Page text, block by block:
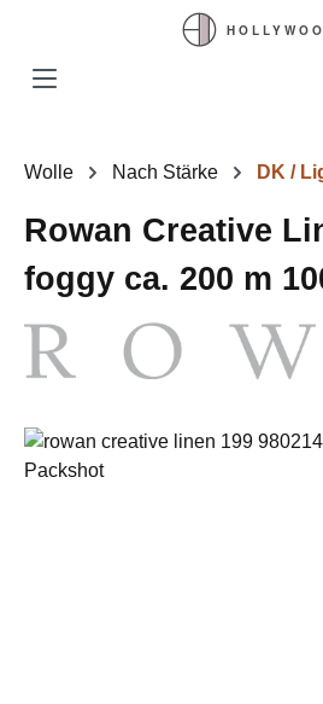
Zum Hauptinhalt springen
Wolle Nach Stärke DK /
Rowan Creative
foggy ca. 200 m
Bildergalerie überspringen